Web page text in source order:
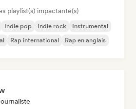
playlist(s) impactante(s)
Indie pop Indie rock
Instrumental
Rap international Rap en anglais